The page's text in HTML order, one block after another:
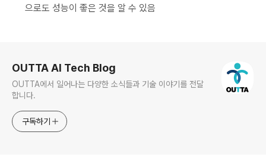
으로도 성능이 좋은 것을 알 수 있음
OUTTA AI Tech Blog
OUTTA에서 일어나는 다양한 소식들과 기술 이야기를 전달
합니다.
구독하기